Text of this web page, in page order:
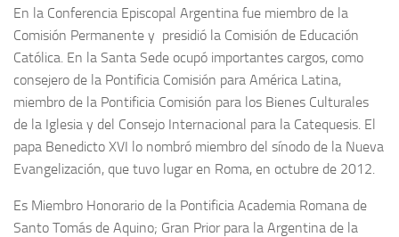
En la Conferencia Episcopal Argentina fue miembro de la
Comisión Permanente y presidió la Comisión de Educación
Católica. En la Santa Sede ocupó importantes cargos, como
consejero de la Pontificia Comisión para América Latina,
miembro de la Pontificia Comisión para los Bienes Culturales
de la Iglesia y del Consejo Internacional para la Catequesis. El
papa Benedicto XVI lo nombró miembro del sínodo de la Nueva
Evangelización, que tuvo lugar en Roma, en octubre de 2012.
Es Miembro Honorario de la Pontificia Academia Romana de
Santo Tomás de Aquino; Gran Prior para la Argentina de la